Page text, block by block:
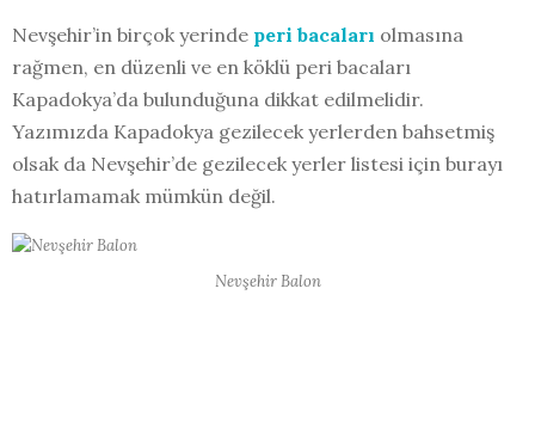
Nevşehir’in birçok yerinde peri bacaları olmasına
rağmen, en düzenli ve en köklü peri bacaları
Kapadokya’da bulunduğuna dikkat edilmelidir.
Yazımızda Kapadokya gezilecek yerlerden bahsetmiş
olsak da Nevşehir’de gezilecek yerler listesi için burayı
hatırlamamak mümkün değil.
Nevşehir Balon